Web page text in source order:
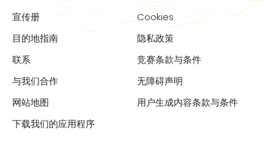
宣传册
目的地指南
联系
与我们合作
网站地图
下载我们的应用程序
Cookies
隐私政策
竞赛条款与条件
无障碍声明
用户生成内容条款与条件